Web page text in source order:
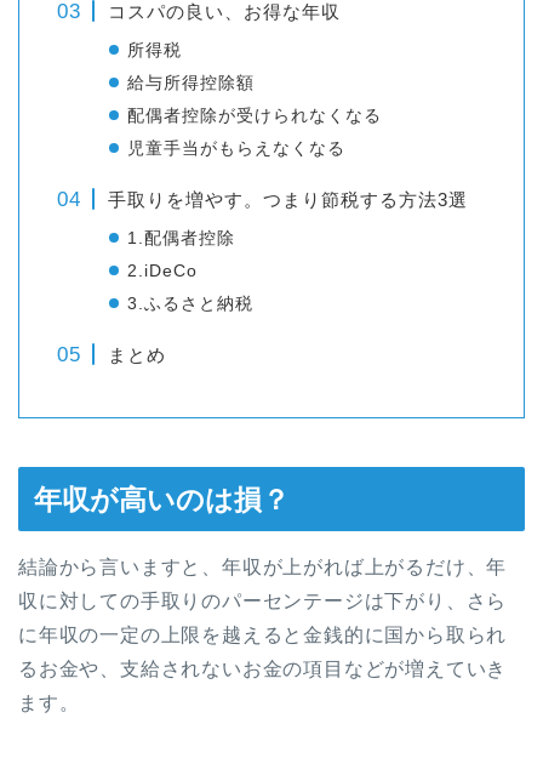
コスパの良い、お得な年収
所得税
給与所得控除額
配偶者控除が受けられなくなる
児童手当がもらえなくなる
手取りを増やす。つまり節税する方法3選
1.配偶者控除
2.iDeCo
3.ふるさと納税
まとめ
年収が高いのは損？
結論から言いますと、年収が上がれば上がるだけ、年
収に対しての手取りのパーセンテージは下がり、さら
に年収の一定の上限を越えると金銭的に国から取られ
るお金や、支給されないお金の項目などが増えていき
ます。